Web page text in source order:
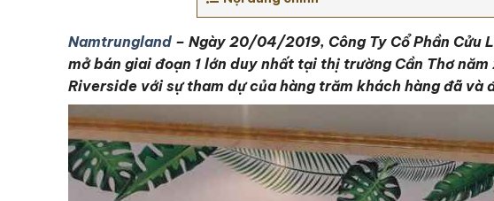
Namtrungland – Ngày 20/04/2019, Công Ty Cổ Phần Cửu
mở bán giai đoạn 1 lớn duy nhất tại thị trường Cần Thơ
Riverside với sự tham dự của hàng trăm khách hàng đã và